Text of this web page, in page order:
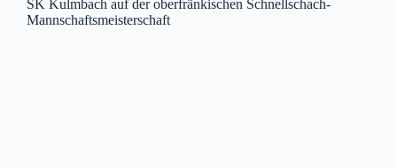
SK Kulmbach auf der oberfränkischen Schnellschach-
Mannschaftsmeisterschaft